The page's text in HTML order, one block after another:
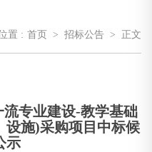
置 : 首页 > 招标公告 > 正文
专业建设-教学基础
设施)采购项目中标候
示